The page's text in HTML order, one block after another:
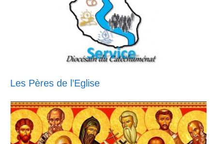
Les Pères de l’Eglise